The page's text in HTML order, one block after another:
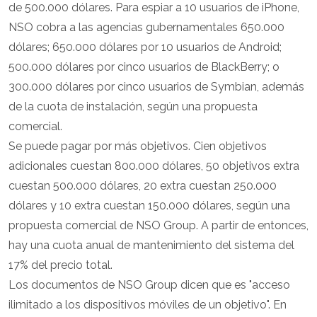
de 500.000 dólares. Para espiar a 10 usuarios de iPhone,
NSO cobra a las agencias gubernamentales 650.000
dólares; 650.000 dólares por 10 usuarios de Android;
500.000 dólares por cinco usuarios de BlackBerry; o
300.000 dólares por cinco usuarios de Symbian, además
de la cuota de instalación, según una propuesta
comercial.
Se puede pagar por más objetivos. Cien objetivos
adicionales cuestan 800.000 dólares, 50 objetivos extra
cuestan 500.000 dólares, 20 extra cuestan 250.000
dólares y 10 extra cuestan 150.000 dólares, según una
propuesta comercial de NSO Group. A partir de entonces,
hay una cuota anual de mantenimiento del sistema del
17% del precio total.
Los documentos de NSO Group dicen que es "acceso
ilimitado a los dispositivos móviles de un objetivo". En